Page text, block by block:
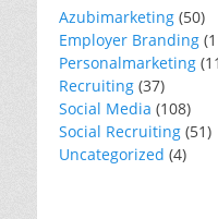
Azubimarketing (50)
Employer Branding
Personalmarketing
Recruiting (37)
Social Media (108)
Social Recruiting (51)
Uncategorized (4)